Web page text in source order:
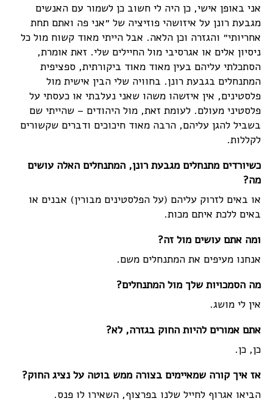
אני באופן אישי, כן היה לי חשוב כן לשמור עם האנשים
מגבעת רונן על איזושהי פוזיציה של ״אני פה ואתם תחת
אחריותי״ והגזרה וכן הלאה. אבל הייתי מאוד קשוח מול כל
ניסיון אלים או אגרסיבי מול החיילים שלי. זאת אומרת,
הסתכלתי עליהם בעין מאוד מאוד ביקורתית, ספציפית
המתנחלים בגבעת רונן. בחוויה שלי הבין אישית מול
פלסטינים, אין איזשהו משהו שאני נעלבתי או כעסתי על
פלסטיני מעולם. לעומת זאת, מול היהודים – שהייתי שם
בשביל להגן עליהם, הרבה מאוד חיכוכים ודברים שקשורים
לקללות.
כשיורדים מתנחלים מגבעת רונן, המתנחלים האלה עושים
מה?
או באים לזרוק עליהם (על הפלסטינים מבורין) אבנים או
באים ללכת איתם מכות.
ומה אתם עושים מול זה?
אנחנו מעיפים את המתנחלים משם.
מה הסמכויות שלך מול המתנחלים?
אין לי מושג.
אתם אמורים להיות החוק בגזרה, לא?
כן, כן.
אז איך קורה שמאיימים בצורה ממש בוטה על נציג החוק?
הביאו אגרוף לחייל שלנו בפרצוף, השאירו לו פנס.